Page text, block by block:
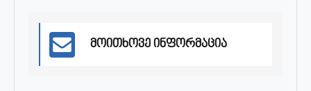
მოითხოვე ინფორმაცია